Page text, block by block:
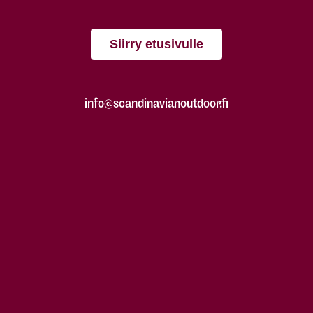
Siirry etusivulle
info@scandinavianoutdoor.fi